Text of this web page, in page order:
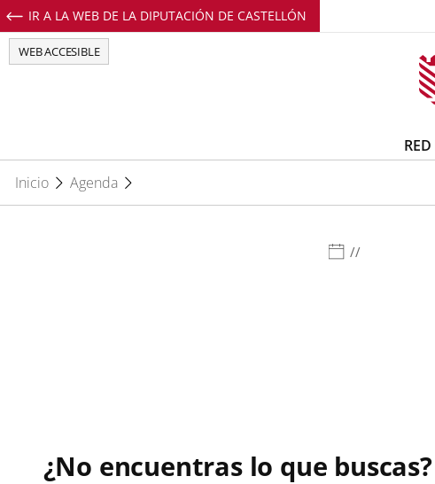
IR A LA WEB DE LA DIPUTACIÓN DE CASTELLÓN
WEB ACCESIBLE
Inicio
Agenda
//
¿No encuentras lo que buscas?